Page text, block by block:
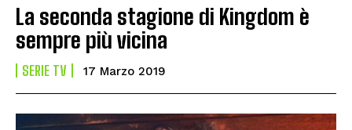
La seconda stagione di Kingdom è
sempre più vicina
SERIE TV 17 Marzo 2019